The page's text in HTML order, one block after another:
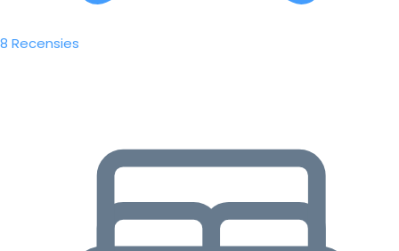
8 Recensies